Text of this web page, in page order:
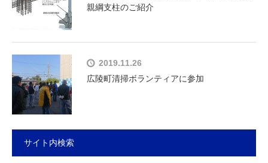
親綱支柱のご紹介
2019.11.26
広陵町清掃ボランティアに参加
サイト内検索